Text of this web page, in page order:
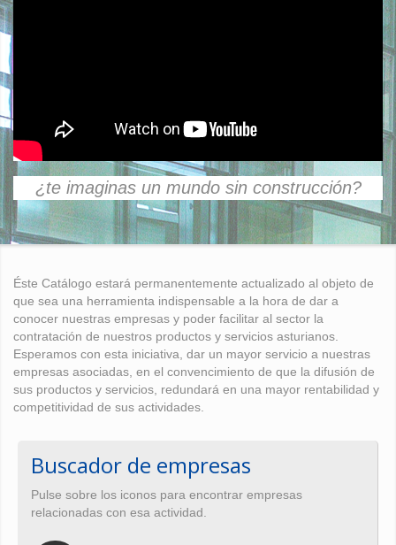
¿te imaginas un mundo sin construcción?
Éste Catálogo estará permanentemente actualizado al objeto de
que sea una herramienta indispensable a la hora de dar a
conocer nuestras empresas y poder facilitar al sector la
contratación de nuestros productos y servicios asturianos.
Esperamos con esta iniciativa, dar un mayor servicio a nuestras
empresas asociadas, en el convencimiento de que la difusión de
sus productos y servicios, redundará en una mayor rentabilidad y
competitividad de sus actividades.
Buscador de empresas
Pulse sobre los iconos para encontrar empresas
relacionadas con esa actividad.